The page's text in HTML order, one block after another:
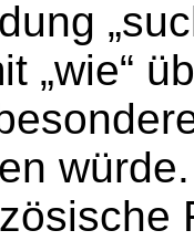
„wie“